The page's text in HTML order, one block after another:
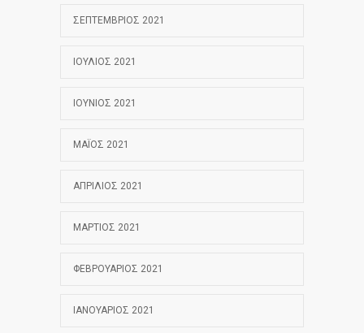
ΣΕΠΤΈΜΒΡΙΟΣ 2021
ΙΟΎΛΙΟΣ 2021
ΙΟΎΝΙΟΣ 2021
ΜΆΙΟΣ 2021
ΑΠΡΊΛΙΟΣ 2021
ΜΆΡΤΙΟΣ 2021
ΦΕΒΡΟΥΆΡΙΟΣ 2021
ΙΑΝΟΥΆΡΙΟΣ 2021